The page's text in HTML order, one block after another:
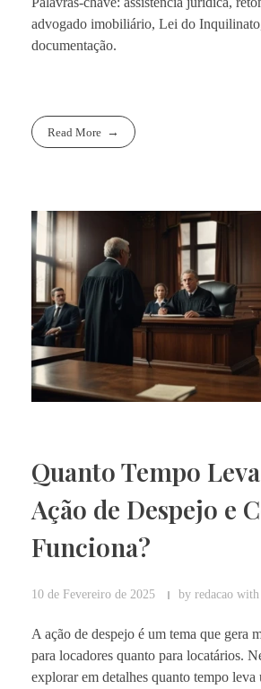
advogado imobiliário, Lei do
documentação.
Read More
Quanto Tempo
Ação de Despejo e
Funciona?
10 de Fevereiro de 2025 by redacao with
A ação de despejo é um tema que gera
para locadores quanto para locatários.
explorar em detalhes quanto tempo leva